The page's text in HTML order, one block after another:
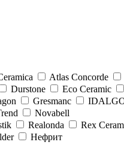
Atlas Concorde
Durstone Eco Ceramic
Gresmanc
Novabell
Realonda Rex
Нефрит